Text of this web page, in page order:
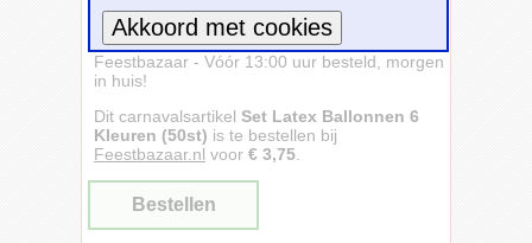
Set Latex Ballonnen 6 Kleuren (50st) -
Feestbazaar - Vóór 13:00 uur besteld, morgen
in huis!
Dit carnavalsartikel Set Latex Ballonnen 6
Kleuren (50st) is te bestellen bij
Feestbazaar.nl voor € 3,75
Bestellen
Meer informatie